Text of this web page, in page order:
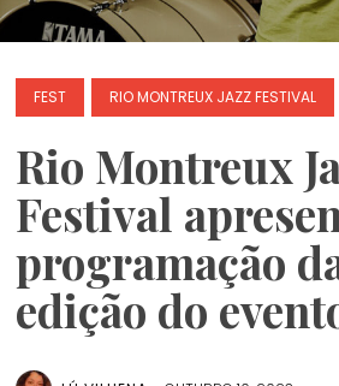
FEST RIO MONTREUX JAZZ FESTIVAL
Rio Montreux
Festival
programação
edição do